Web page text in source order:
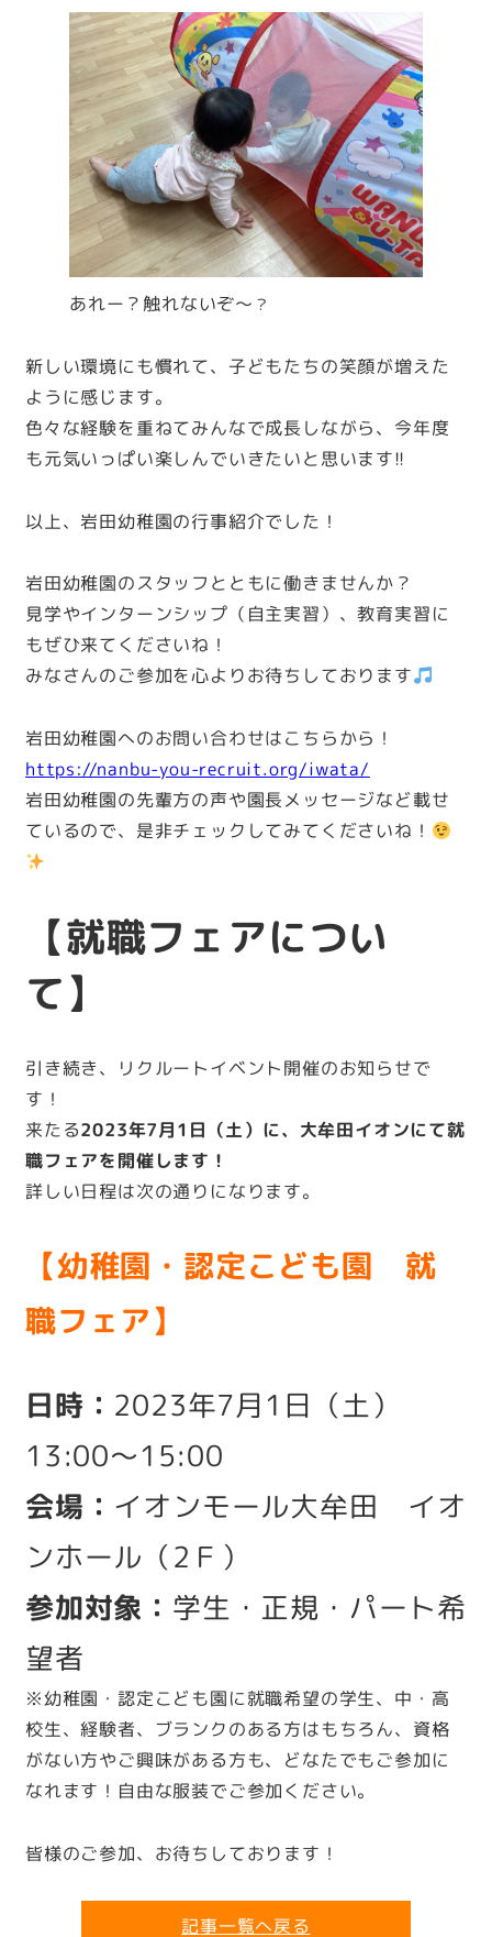
あれー？触れないぞ～ ？
新しい環境にも慣れて、子どもたちの笑顔が増えた
ように感じます。
色々な経験を重ねてみんなで成長しながら、今年度
も元気いっぱい楽しんでいきたいと思います!!
以上、岩田幼稚園の行事紹介でした！
岩田幼稚園のスタッフとともに働きませんか？
見学やインターンシップ（自主実習）、教育実習に
もぜひ来てくださいね！
みなさんのご参加を心よりお待ちしております
岩田幼稚園へのお問い合わせはこちらから！
https://nanbu-you-recruit.org/iwata/
岩田幼稚園の先輩方の声や園長メッセージなど載せ
ているので、是非チェックしてみてくださいね！
【就職フェアについ
て】
引き続き、リクルートイベント開催のお知らせで
す！
来たる2023年7月1日（土）に、大牟田イオンにて就
職フェアを開催します！
詳しい日程は次の通りになります。
【幼稚園・認定こども園 就
職フェア】
日時： 2023年7月1日（土）
13:00～15:00
会場： イオンモール大牟田 イオ
ンホール（2Ｆ）
参加対象： 学生・正規・パート希
望者
※幼稚園・認定こども園に就職希望の学生、中・高
校生、経験者、ブランクのある方はもちろん、資格
がない方やご興味がある方も、どなたでもご参加に
なれます！自由な服装でご参加ください。
皆様のご参加、お待ちしております！
記事一覧へ戻る